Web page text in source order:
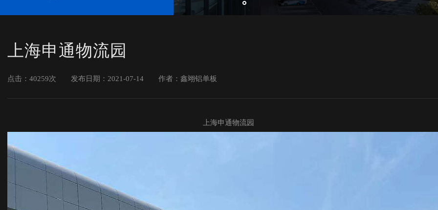
上海申通物流园
点击：40259次 发布日期：2021-07-14 作者：鑫翊铝单板
上海申通物流园